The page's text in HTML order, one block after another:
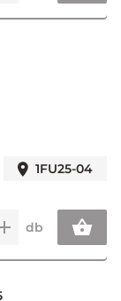
1FU25-04
db